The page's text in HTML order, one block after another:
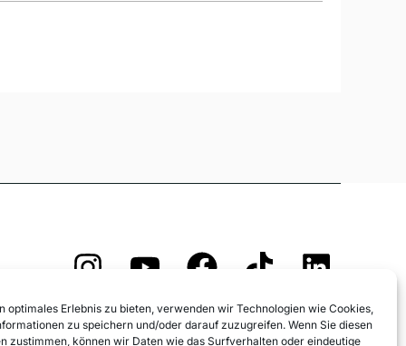
optimales Erlebnis zu bieten, verwenden wir Technologien wie Cookies,
zu speichern und/oder darauf zuzugreifen. Wenn Sie diesen
zustimmen, können wir Daten wie das Surfverhalten oder eindeutige
Anmeldung und AGB
Widerrufsformular